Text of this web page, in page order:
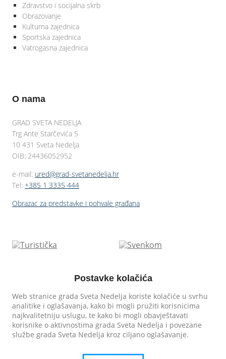
Zdravstvo i socijalna skrb
Obrazovanje
Kulturna zajednica
Sportska zajednica
Vatrogasna zajednica
O nama
GRAD SVETA NEDELJA
Trg Ante Starčevića 5
10 431 Sveta Nedelja
OIB: 24436052952
e-mail: ured@grad-svetanedelja.hr
Tel: +385 1 3335 444
Obrazac za predstavke i pohvale građana
Postavke kolačića
Web stranice grada Sveta Nedelja koriste kolačiće u svrhu
analitike i oglašavanja, kako bi mogli pružiti korisnicima
najkvalitetniju uslugu, te kako bi mogli obavještavati
korisnike o aktivnostima grada Sveta Nedelja i povezane
službe grada Sveta Nedelja kroz ciljano oglašavanje.